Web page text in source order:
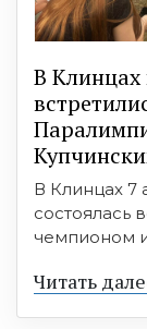
В
В Клинцах 7
состоялась
чемпионом
Читать